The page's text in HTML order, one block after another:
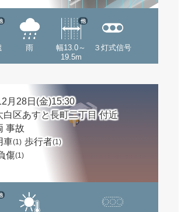
雨
幅13.0～
19.5m
他
３灯式信号
月28日(金)15:30
白区あすと長町二丁目 付近
事故
車(1) 歩行者(1)
傷(1)